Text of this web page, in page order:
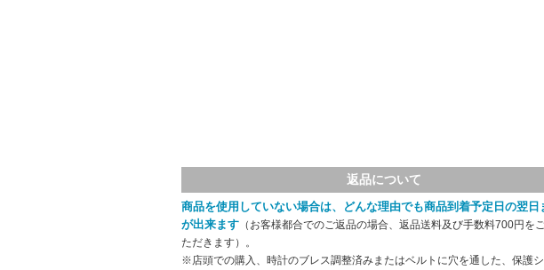
返品について
商品を使用していない場合は、どんな理由でも商品到着予定日の翌日
が出来ます （お客様都合でのご返品の場合、返品送料及び手数料700円を
ただきます）。
※店頭での購入、時計のブレス調整済みまたはベルトに穴を通した、保護